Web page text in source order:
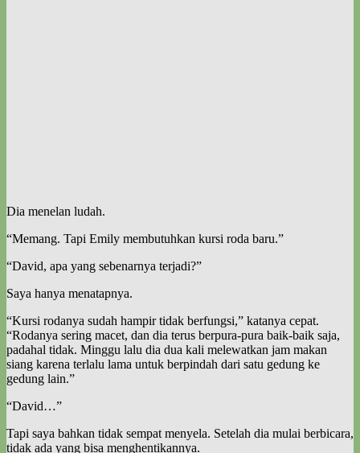
Dia menelan ludah.
“Memang. Tapi Emily membutuhkan kursi roda baru.”
“David, apa yang sebenarnya terjadi?”
Saya hanya menatapnya.
“Kursi rodanya sudah hampir tidak berfungsi,” katanya cepat.
“Rodanya sering macet, dan dia terus berpura-pura baik-baik saja,
padahal tidak. Minggu lalu dia dua kali melewatkan jam makan
siang karena terlalu lama untuk berpindah dari satu gedung ke
gedung lain.”
“David…”
Tapi saya bahkan tidak sempat menyela. Setelah dia mulai berbicara,
tidak ada yang bisa menghentikannya.